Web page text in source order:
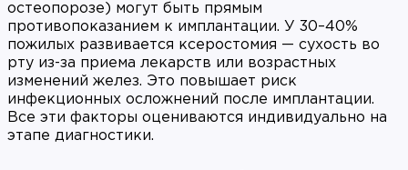
остеопорозе) могут быть прямым
противопоказанием к имплантации. У 30–40%
пожилых развивается ксеростомия — сухость во
рту из-за приема лекарств или возрастных
изменений желез. Это повышает риск
инфекционных осложнений после имплантации.
Все эти факторы оцениваются индивидуально на
этапе диагностики.